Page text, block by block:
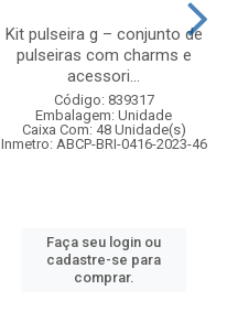
Kit pulseira g – conjunto de
pulseiras com charms e
acessori...
Código: 839317
Embalagem: Unidade
Caixa Com: 48 Unidade(s)
Inmetro: ABCP-BRI-0416-2023-46
Faça seu login ou
cadastre-se para
comprar.